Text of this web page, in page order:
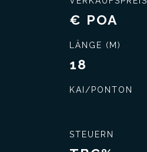
€ POA
LÄNGE (M)
18
KAI/PONTON
STEUERN